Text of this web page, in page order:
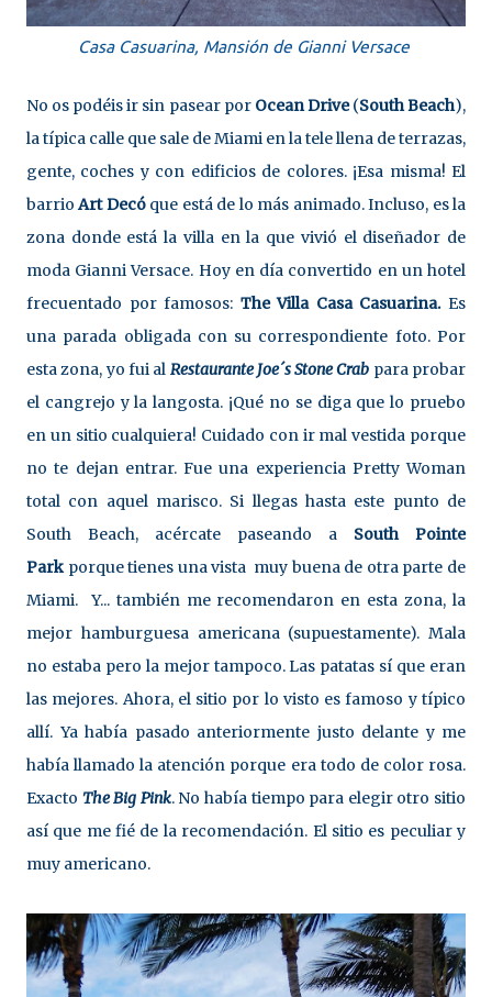
Casa Casuarina, Mansión de Gianni Versace
No os podéis ir sin pasear porOcean Drive(South Beach),
la típica calle que sale de Miami en la tele llena de terrazas,
gente, coches y con edificios de colores. ¡Esa misma! El
barrioArt Decóque está de lo más animado. Incluso, es la
zona donde está la villa en la que vivió el diseñador de
moda Gianni Versace. Hoy en día convertido en un hotel
frecuentado por famosos: The Villa Casa Casuarina.Es
una parada obligada con su correspondiente foto. Por
esta zona, yo fui al Restaurante Joe´s Stone Crab para probar
el cangrejo y la langosta. ¡Qué no se diga que lo pruebo
en un sitio cualquiera! Cuidado con ir mal vestida porque
no te dejan entrar. Fue una experiencia Pretty Woman
total con aquel marisco. Si llegas hasta este punto de
South Beach, acércate paseando a South Pointe
Parkporque tienes una vista muy buena de otra parte de
Miami. Y... también me recomendaron en esta zona, la
mejor hamburguesa americana (supuestamente). Mala
no estaba pero la mejor tampoco. Las patatas sí que eran
las mejores. Ahora, el sitio por lo visto es famoso y típico
allí. Ya había pasado anteriormente justo delante y me
había llamado la atención porque era todo de color rosa.
Exacto The Big Pink. No había tiempo para elegir otro sitio
así que me fié de la recomendación. El sitio es peculiar y
muy americano.